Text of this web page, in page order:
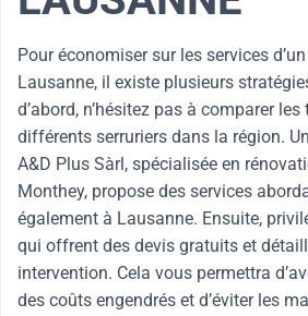
Pour économiser sur les services
Lausanne, il existe plusieurs
d’abord, n’hésitez pas à comparer
différents serruriers dans la région.
A&D Plus Sàrl, spécialisée en
Monthey, propose des services
également à Lausanne. Ensuite,
qui offrent des devis gratuits et
intervention. Cela vous permettra
des coûts engendrés et d’éviter les